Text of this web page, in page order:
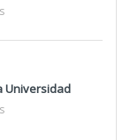
Universidad